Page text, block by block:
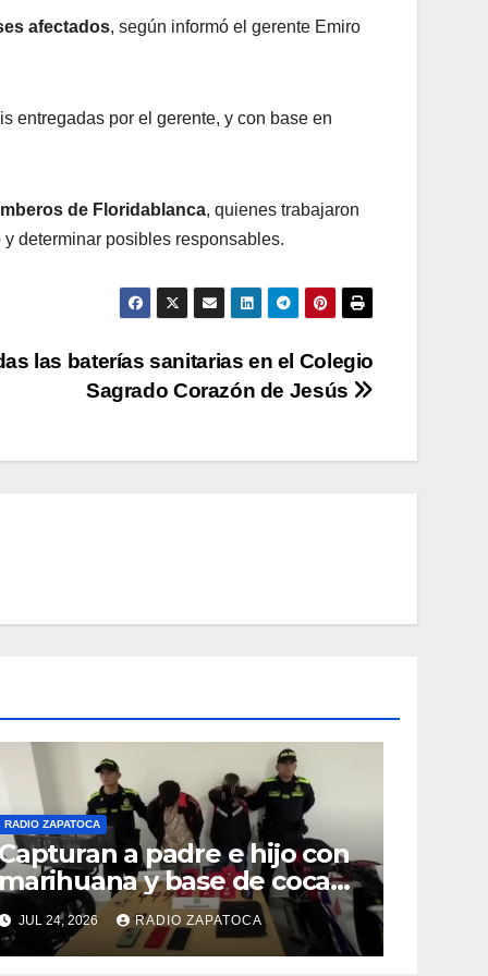
afectados, según informó el gerente Emiro
entregadas por el gerente, y con base en
de Floridablanca, quienes trabajaron
determinar posibles responsables.
las baterías sanitarias en el Colegio
Sagrado Corazón de Jesús
RADIO ZAPATOCA
a padre e hijo con
y base de coca
en el barrio La Merced de
Zapatoca
JUL 24, 2026 RADIO ZAPATOCA